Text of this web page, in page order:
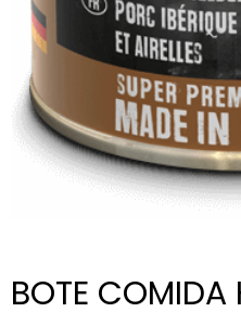
BOTE COMIDA